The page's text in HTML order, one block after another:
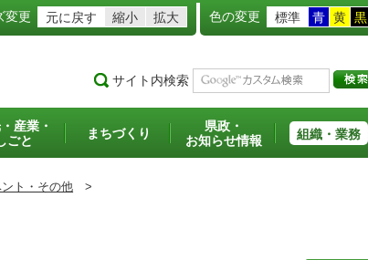
変更 元に戻す 縮小 拡大 色の変更 標準 青 黄 黒
サイト内検索
産業・
ごと
まちづくり
県政・
お知らせ情報
組織・業務
ント・その他 >